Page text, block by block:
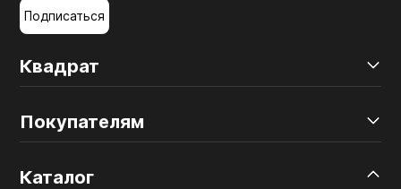
Квадрат
Покупателям
Каталог
Подписаться